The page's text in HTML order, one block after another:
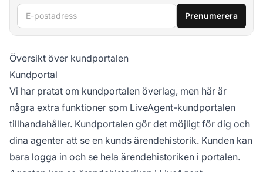
E-postadress Prenumerera
Översikt över kundportalen
Kundportal
Vi har pratat om kundportalen överlag, men här är
några extra funktioner som LiveAgent-kundportalen
tillhandahåller. Kundportalen gör det möjligt för dig och
dina agenter att se en kunds ärendehistorik. Kunden kan
bara logga in och se hela ärendehistoriken i portalen.